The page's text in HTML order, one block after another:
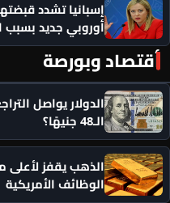
إسبانيا تشدد
أوروبي جديد بسبب
أقتصاد وبورصة
الدولار يواصل
الـ48 جنيهًا؟
الذهب يقفز لأعلى
الوظائف الأمريكية